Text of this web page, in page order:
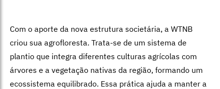
Com o aporte da nova estrutura societária, a WTNB
criou sua agrofloresta. Trata-se de um sistema de
plantio que integra diferentes culturas agrícolas com
árvores e a vegetação nativas da região, formando um
ecossistema equilibrado. Essa prática ajuda a manter a